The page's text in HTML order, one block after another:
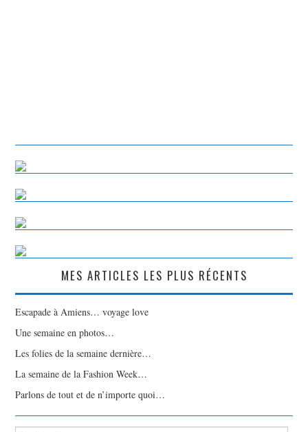
MES ARTICLES LES PLUS RÉCENTS
Escapade à Amiens… voyage love
Une semaine en photos…
Les folies de la semaine dernière…
La semaine de la Fashion Week…
Parlons de tout et de n’importe quoi…